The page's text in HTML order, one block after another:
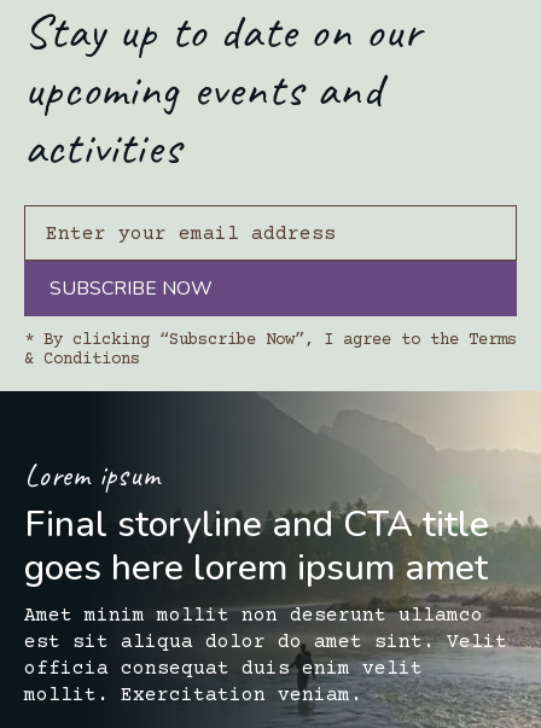
Stay up to date on our
upcoming events and
activities
SUBSCRIBE NOW
* By clicking “Subscribe Now”, I agree to the Terms
& Conditions
Lorem ipsum
Final storyline and CTA title
goes here lorem ipsum amet
Amet minim mollit non deserunt ullamco
est sit aliqua dolor do amet sint. Velit
officia consequat duis enim velit
mollit. Exercitation veniam.